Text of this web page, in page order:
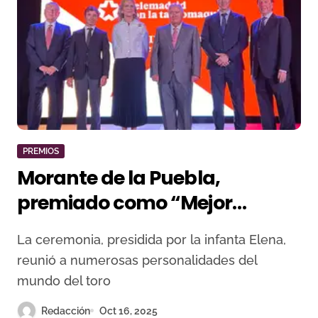
PREMIOS
Morante de la Puebla,
premiado como “Mejor
Torero” en los XXIII Premios
Taurinos de Telemadrid
La ceremonia, presidida por la infanta Elena,
reunió a numerosas personalidades del
mundo del toro
Redacción Oct 16, 2025